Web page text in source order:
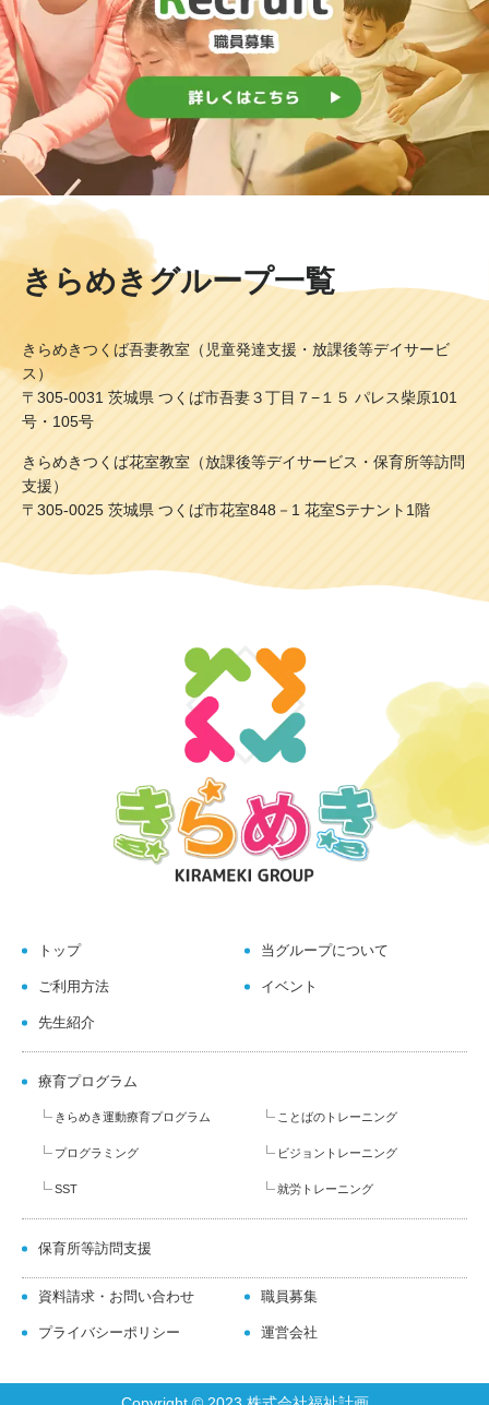
きらめきグループ一覧
きらめきつくば吾妻教室（児童発達支援・放課後等デイサービ
ス）
〒305-0031 茨城県 つくば市吾妻３丁目７−１５ パレス柴原101
号・105号
きらめきつくば花室教室（放課後等デイサービス・保育所等訪問
支援）
〒305-0025 茨城県 つくば市花室848－1 花室Sテナント1階
トップ 当グループについて
ご利用方法 イベント
先生紹介
療育プログラム
きらめき運動療育プログラム ことばのトレーニング
プログラミング ビジョントレーニング
SST 就労トレーニング
保育所等訪問支援
資料請求・お問い合わせ 職員募集
プライバシーポリシー 運営会社